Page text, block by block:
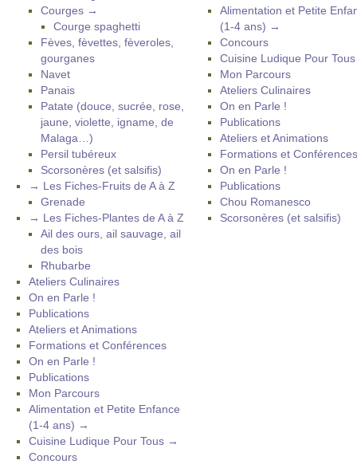
Courges →
Courge spaghetti
Fèves, fèvettes, fèveroles,
gourganes
Navet
Panais
Patate (douce, sucrée, rose,
jaune, violette, igname, de
Malaga…)
Persil tubéreux
Scorsonères (et salsifis)
→ Les Fiches-Fruits de A à Z
Grenade
→ Les Fiches-Plantes de A à Z
Ail des ours, ail sauvage, ail
des bois
Rhubarbe
Ateliers Culinaires
On en Parle !
Publications
Ateliers et Animations
Formations et Conférences
On en Parle !
Publications
Mon Parcours
Alimentation et Petite Enfance
(1-4 ans) →
Cuisine Ludique Pour Tous →
Concours
Alimentation et Petite
(1-4 ans) →
Concours
Cuisine Ludique Pour
Mon Parcours
Ateliers Culinaires
On en Parle !
Publications
Ateliers et Animations
Formations et Conférences
On en Parle !
Publications
Chou Romanesco
Scorsonères (et salsifis)